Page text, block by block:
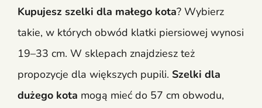
Kupujesz szelki dla małego kota? Wybierz
takie, w których obwód klatki piersiowej wynosi
19–33 cm. W sklepach znajdziesz też
propozycje dla większych pupili. Szelki dla
dużego kota mogą mieć do 57 cm obwodu,